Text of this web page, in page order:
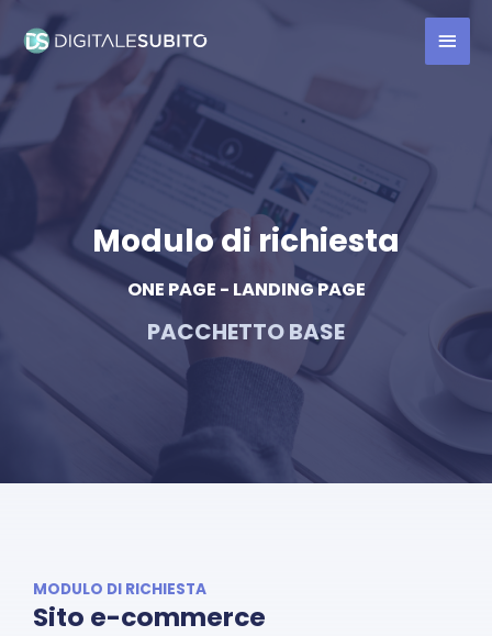
Modulo di richiesta
ONE PAGE - LANDING PAGE
PACCHETTO BASE
MODULO DI RICHIESTA
Sito e-commerce